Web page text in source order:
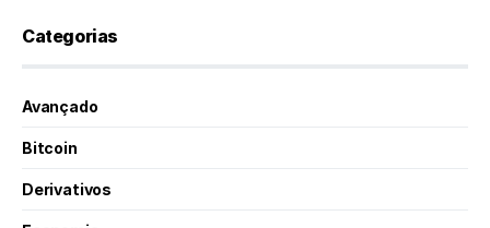
Categorias
Avançado
Bitcoin
Derivativos